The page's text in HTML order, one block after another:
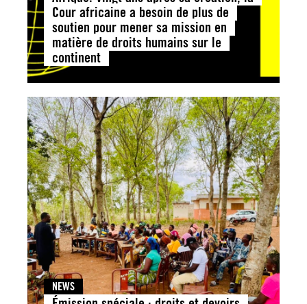
Cour africaine a besoin de plus de
soutien pour mener sa mission en
matière de droits humains sur le
continent
NEWS